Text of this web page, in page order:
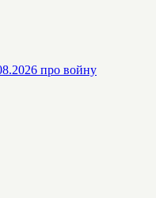
про войну